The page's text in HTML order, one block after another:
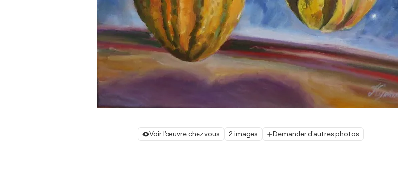
Voir l'œuvre chez vous 2 images Demander d'autres photos